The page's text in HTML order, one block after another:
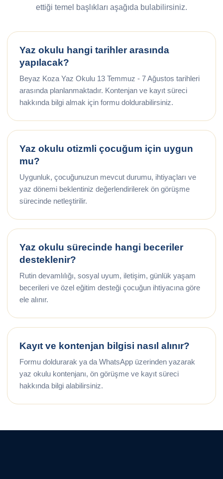
ettiği temel başlıkları aşağıda bulabilirsiniz.
Yaz okulu hangi tarihler arasında
yapılacak?
Beyaz Koza Yaz Okulu 13 Temmuz - 7 Ağustos tarihleri
arasında planlanmaktadır. Kontenjan ve kayıt süreci
hakkında bilgi almak için formu doldurabilirsiniz.
Yaz okulu otizmli çocuğum için uygun
mu?
Uygunluk, çocuğunuzun mevcut durumu, ihtiyaçları ve
yaz dönemi beklentiniz değerlendirilerek ön görüşme
sürecinde netleştirilir.
Yaz okulu sürecinde hangi beceriler
desteklenir?
Rutin devamlılığı, sosyal uyum, iletişim, günlük yaşam
becerileri ve özel eğitim desteği çocuğun ihtiyacına göre
ele alınır.
Kayıt ve kontenjan bilgisi nasıl alınır?
Formu doldurarak ya da WhatsApp üzerinden yazarak
yaz okulu kontenjanı, ön görüşme ve kayıt süreci
hakkında bilgi alabilirsiniz.